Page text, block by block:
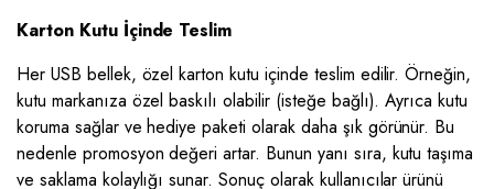
Karton Kutu İçinde Teslim
Her USB bellek, özel karton kutu içinde teslim edilir. Örneğin,
kutu markanıza özel baskılı olabilir (isteğe bağlı). Ayrıca kutu
koruma sağlar ve hediye paketi olarak daha şık görünür. Bu
nedenle promosyon değeri artar. Bunun yanı sıra, kutu taşıma
ve saklama kolaylığı sunar. Sonuç olarak kullanıcılar ürünü